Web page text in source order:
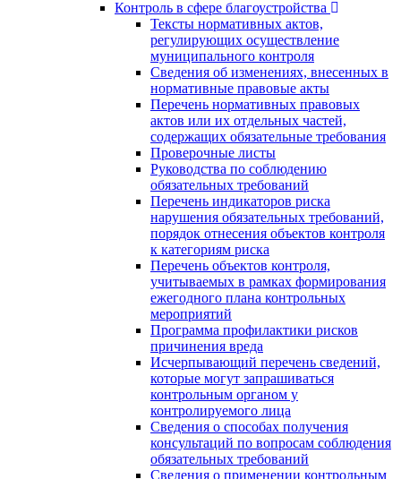
Контроль в сфере благоустройства
Тексты нормативных актов,
регулирующих осуществление
муниципального контроля
Сведения об изменениях, внесенных в
нормативные правовые акты
Перечень нормативных правовых
актов или их отдельных частей,
содержащих обязательные требования
Проверочные листы
Руководства по соблюдению
обязательных требований
Перечень индикаторов риска
нарушения обязательных требований,
порядок отнесения объектов контроля
к категориям риска
Перечень объектов контроля,
учитываемых в рамках формирования
ежегодного плана контрольных
мероприятий
Программа профилактики рисков
причинения вреда
Исчерпывающий перечень сведений,
которые могут запрашиваться
контрольным органом у
контролируемого лица
Сведения о способах получения
консультаций по вопросам соблюдения
обязательных требований
Сведения о применении контрольным